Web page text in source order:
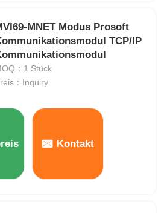
MNET Modus Prosoft
TCP/IP
：1 Stück
：Inquiry
Kontakt